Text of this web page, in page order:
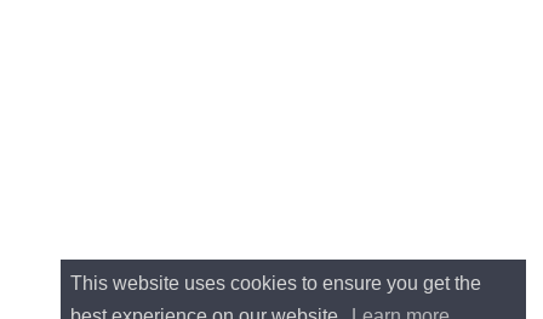
This website uses cookies to ensure you get the